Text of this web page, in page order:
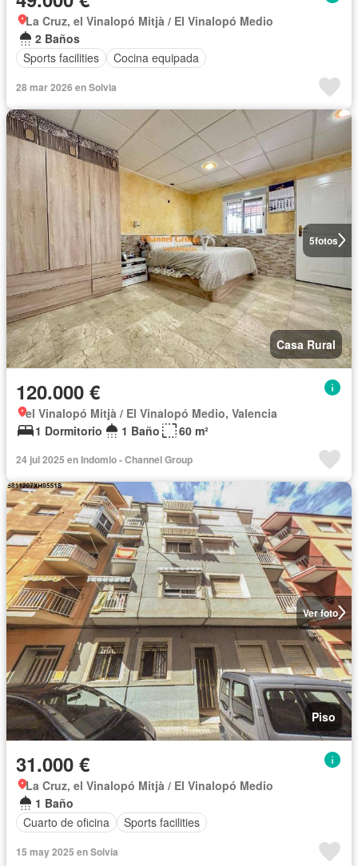
La Cruz, el Vinalopó Mitjà / El Vinalopó Medio
2 Baños
Sports facilities
Cocina equipada
28 mar 2026 en Solvia
5fotos
Casa Rural
120.000 €
el Vinalopó Mitjà / El Vinalopó Medio, Valencia
1 Dormitorio
1 Baño 60 m²
24 jul 2025 en Indomio - Channel Group
Ver foto
Piso
31.000 €
La Cruz, el Vinalopó Mitjà / El Vinalopó Medio
1 Baño
Cuarto de oficina
Sports facilities
15 may 2025 en Solvia